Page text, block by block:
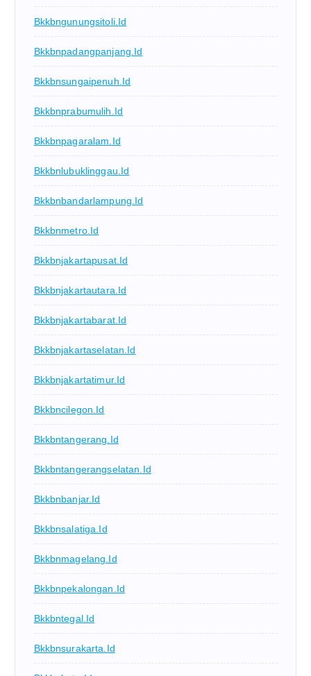
Bkkbngunungsitoli.id
Bkkbnpadangpanjang.id
Bkkbnsungaipenuh.id
Bkkbnprabumulih.id
Bkkbnpagaralam.id
Bkkbnlubuklinggau.id
Bkkbnbandarlampung.id
Bkkbnmetro.id
Bkkbnjakartapusat.id
Bkkbnjakartautara.id
Bkkbnjakartabarat.id
Bkkbnjakartaselatan.id
Bkkbnjakartatimur.id
Bkkbncilegon.id
Bkkbntangerang.id
Bkkbntangerangselatan.id
Bkkbnbanjar.id
Bkkbnsalatiga.id
Bkkbnmagelang.id
Bkkbnpekalongan.id
Bkkbntegal.id
Bkkbnsurakarta.id